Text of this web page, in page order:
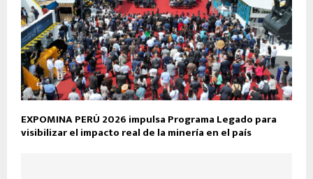
EXPOMINA PERÚ 2026 impulsa Programa Legado para
visibilizar el impacto real de la minería en el país